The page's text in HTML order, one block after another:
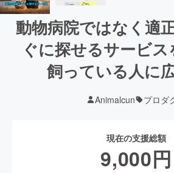
動物病院ではなく適
ぐに探せるサービ
飼っている人に
Animalcun プロダ
現在の支援総額
9,000円